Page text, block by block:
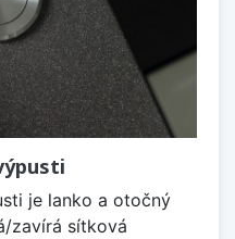
je lanko a otočný
zavírá sítková